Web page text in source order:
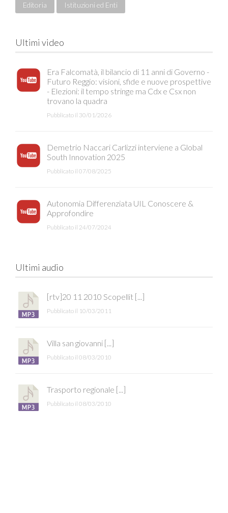
Editoria Istituzioni ed Enti
Ultimi video
Era Falcomatà, il bilancio di 11 anni di Governo -
Futuro Reggio: visioni, sfide e nuove prospettive
- Elezioni: il tempo stringe ma Cdx e Csx non
trovano la quadra
Pubblicato il 30/01/2026
Demetrio Naccari Carlizzi interviene a Global
South Innovation 2025
Pubblicato il 07/08/2025
Autonomia Differenziata UIL Conoscere &
Approfondire
Pubblicato il 24/07/2024
Ultimi audio
[rtv]20 11 2010 Scopellit [...]
Pubblicato il 10/03/2011
Villa san giovanni [...]
Pubblicato il 08/03/2010
Trasporto regionale [...]
Pubblicato il 08/03/2010